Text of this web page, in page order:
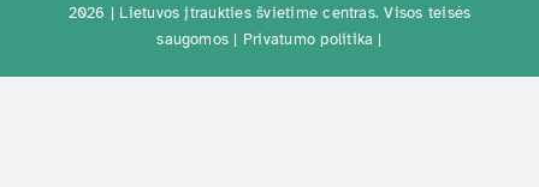
2026 | Lietuvos įtraukties švietime centras. Visos teisės
saugomos | Privatumo politika |